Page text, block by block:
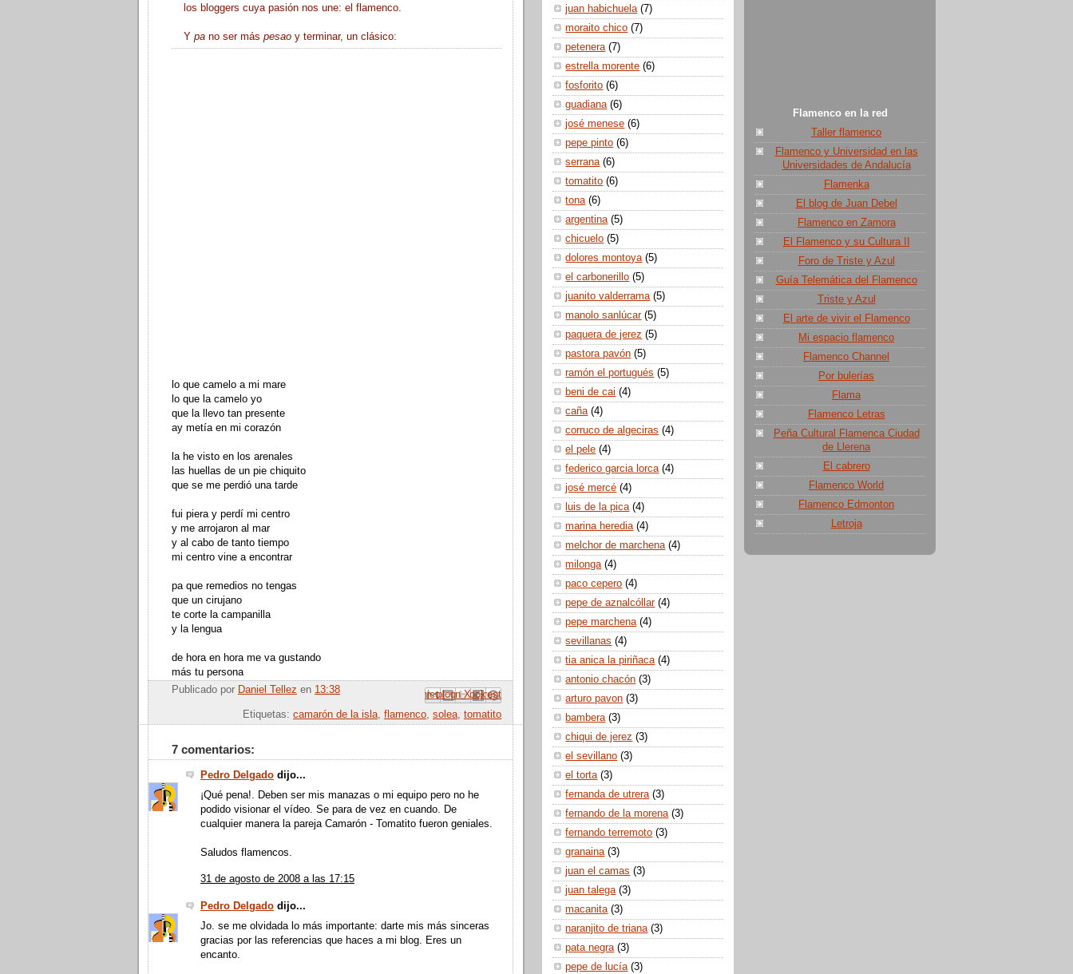
los bloggers cuya pasión nos une: el flamenco.
Y pa no ser más pesao y terminar, un clásico:
lo que camelo a mi mare
lo que la camelo yo
que la llevo tan presente
ay metía en mi corazón
la he visto en los arenales
las huellas de un pie chiquito
que se me perdió una tarde
fui piera y perdí mi centro
y me arrojaron al mar
y al cabo de tanto tiempo
mi centro vine a encontrar
pa que remedios no tengas
que un cirujano
te corte la campanilla
y la lengua
de hora en hora me va gustando
más tu persona
Publicado por Daniel Tellez en 13:38
Enviar por correo electrónico
Escribe un blog
Compartir en X
Compartir con Facebook
Compartir en Pinterest
Etiquetas: camarón de la isla, flamenco, solea, tomatito
7 comentarios:
Pedro Delgado dijo...
¡Qué pena!. Deben ser mis manazas o mi equipo pero no he
podido visionar el vídeo. Se para de vez en cuando. De
cualquier manera la pareja Camarón - Tomatito fueron geniales.
Saludos flamencos.
31 de agosto de 2008 a las 17:15
Pedro Delgado dijo...
Jo. se me olvidada lo más importante: darte mis más sinceras
gracias por las referencias que haces a mi blog. Eres un
encanto.
Flamenco en la red
Taller flamenco
Flamenco y Universidad en las
Universidades de Andalucía
Flamenka
El blog de Juan Debel
Flamenco en Zamora
El Flamenco y su Cultura II
Foro de Triste y Azul
Guía Telemática del Flamenco
Triste y Azul
El arte de vivir el Flamenco
Mi espacio flamenco
Flamenco Channel
Por bulerías
Flama
Flamenco Letras
Peña Cultural Flamenca Ciudad
de Llerena
El cabrero
Flamenco World
Flamenco Edmonton
Letroja
juan habichuela (7)
moraito chico (7)
petenera (7)
estrella morente (6)
fosforito (6)
guadiana (6)
josé menese (6)
pepe pinto (6)
serrana (6)
tomatito (6)
tona (6)
argentina (5)
chicuelo (5)
dolores montoya (5)
el carbonerillo (5)
juanito valderrama (5)
manolo sanlúcar (5)
paquera de jerez (5)
pastora pavón (5)
ramón el portugués (5)
beni de cai (4)
caña (4)
corruco de algeciras (4)
el pele (4)
federico garcia lorca (4)
josé mercé (4)
luis de la pica (4)
marina heredia (4)
melchor de marchena (4)
milonga (4)
paco cepero (4)
pepe de aznalcóllar (4)
pepe marchena (4)
sevillanas (4)
tia anica la piriñaca (4)
antonio chacón (3)
arturo pavon (3)
bambera (3)
chiqui de jerez (3)
el sevillano (3)
el torta (3)
fernanda de utrera (3)
fernando de la morena (3)
fernando terremoto (3)
granaina (3)
juan el camas (3)
juan talega (3)
macanita (3)
naranjito de triana (3)
pata negra (3)
pepe de lucía (3)